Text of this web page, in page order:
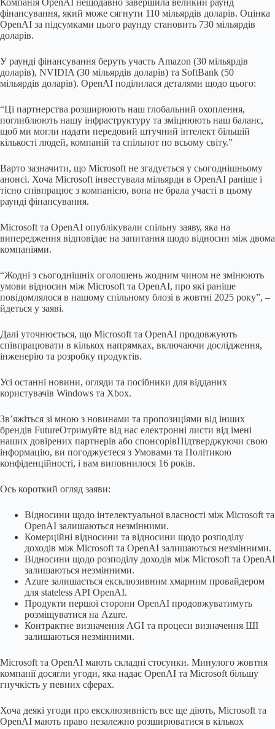
Компанія OpenAI нещодавно завершила великий раунд
фінансування, який може сягнути 110 мільярдів доларів. Оцінка
OpenAI за підсумками цього раунду становить 730 мільярдів
доларів.
У раунді фінансування беруть участь Amazon (30 мільярдів
доларів), NVIDIA (30 мільярдів доларів) та SoftBank (50
мільярдів доларів). OpenAI поділилася деталями щодо цього:
“Ці партнерства розширюють наш глобальний охоплення,
поглиблюють нашу інфраструктуру та зміцнюють наш баланс,
щоб ми могли надати передовий штучний інтелект більшій
кількості людей, компаній та спільнот по всьому світу.”
Варто зазначити, що Microsoft не згадується у сьогоднішньому
анонсі. Хоча Microsoft інвестувала мільярди в OpenAI раніше і
тісно співпрацює з компанією, вона не брала участі в цьому
раунді фінансування.
Microsoft та OpenAI опублікували спільну заяву, яка на
випередження відповідає на запитання щодо відносин між двома
компаніями.
“Жодні з сьогоднішніх оголошень жодним чином не змінюють
умови відносин між Microsoft та OpenAI, про які раніше
повідомлялося в нашому спільному блозі в жовтні 2025 року”, –
йдеться у заяві.
Далі уточнюється, що Microsoft та OpenAI продовжують
співпрацювати в кількох напрямках, включаючи дослідження,
інженерію та розробку продуктів.
Усі останні новини, огляди та посібники для відданих
користувачів Windows та Xbox.
Зв’яжіться зі мною з новинами та пропозиціями від інших
брендів FutureОтримуйте від нас електронні листи від імені
наших довірених партнерів або спонсорівПідтверджуючи свою
інформацію, ви погоджуєтеся з Умовами та Політикою
конфіденційності, і вам виповнилося 16 років.
Ось короткий огляд заяви:
Відносини щодо інтелектуальної власності між Microsoft та
OpenAI залишаються незмінними.
Комерційні відносини та відносини щодо розподілу
доходів між Microsoft та OpenAI залишаються незмінними.
Відносини щодо розподілу доходів між Microsoft та OpenAI
залишаються незмінними.
Azure залишається ексклюзивним хмарним провайдером
для stateless API OpenAI.
Продукти першої сторони OpenAI продовжуватимуть
розміщуватися на Azure.
Контрактне визначення AGI та процеси визначення ШІ
залишаються незмінними.
Microsoft та OpenAI мають складні стосунки. Минулого жовтня
компанії досягли угоди, яка надає OpenAI та Microsoft більшу
гнучкість у певних сферах.
Хоча деякі угоди про ексклюзивність все ще діють, Microsoft та
OpenAI мають право незалежно розширюватися в кількох